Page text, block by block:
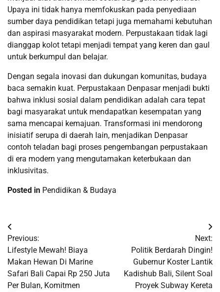
Upaya ini tidak hanya memfokuskan pada penyediaan
sumber daya pendidikan tetapi juga memahami kebutuhan
dan aspirasi masyarakat modern. Perpustakaan tidak lagi
dianggap kolot tetapi menjadi tempat yang keren dan gaul
untuk berkumpul dan belajar.
Dengan segala inovasi dan dukungan komunitas, budaya
baca semakin kuat. Perpustakaan Denpasar menjadi bukti
bahwa inklusi sosial dalam pendidikan adalah cara tepat
bagi masyarakat untuk mendapatkan kesempatan yang
sama mencapai kemajuan. Transformasi ini mendorong
inisiatif serupa di daerah lain, menjadikan Denpasar
contoh teladan bagi proses pengembangan perpustakaan
di era modern yang mengutamakan keterbukaan dan
inklusivitas.
Posted in Pendidikan & Budaya
Post
navigation
Previous:
Lifestyle Mewah! Biaya
Makan Hewan Di Marine
Safari Bali Capai Rp 250 Juta
Per Bulan, Komitmen
Next:
Politik Berdarah Dingin!
Gubernur Koster Lantik
Kadishub Bali, Silent Soal
Proyek Subway Kereta